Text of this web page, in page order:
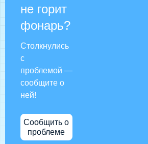
не горит
фонарь?
Столкнулись
с
проблемой —
сообщите о
ней!
Сообщить о
проблеме